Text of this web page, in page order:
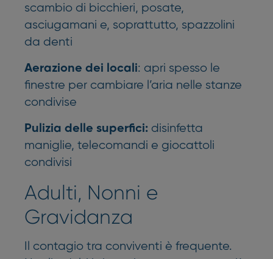
scambio di bicchieri, posate,
asciugamani e, soprattutto, spazzolini
da denti
Aerazione dei locali: apri spesso le
finestre per cambiare l’aria nelle stanze
condivise
Pulizia delle superfici: disinfetta
maniglie, telecomandi e giocattoli
condivisi
Adulti, Nonni e
Gravidanza
Il contagio tra conviventi è frequente.